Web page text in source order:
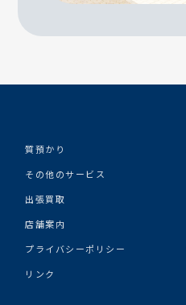
質預かり
その他のサービス
出張買取
店舗案内
プライバシーポリシー
リンク